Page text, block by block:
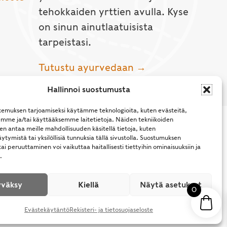
Hallinnoi suostumusta
tarjoamiseksi käytämme teknologioita, kuten evästeitä,
ja/tai käyttääksemme laitetietoja. Näiden tekniikoiden
antaa meille mahdollisuuden käsitellä tietoja, kuten
tai yksilöllisiä tunnuksia tällä sivustolla. Suostumuksen
peruuttaminen voi vaikuttaa haitallisesti tiettyihin ominaisuuksiin ja
Kiellä Näytä asetukset
EvästekäytäntöRekisteri- ja tietosuojaseloste
tehokkaiden yrttien avulla. Kyse
on sinun ainutlaatuisista
tarpeistasi.
Tutustu ayurvedaan →
Reserved.
0